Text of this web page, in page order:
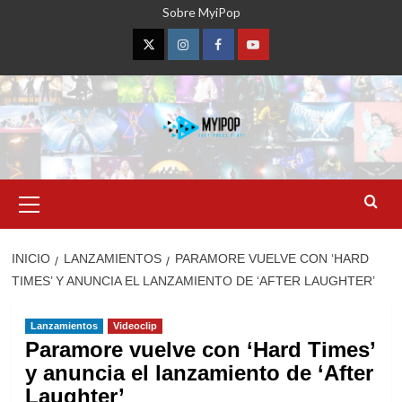
Sobre MyiPop
TwitterInstagramFacebookYouTube
primario
INICIO LANZAMIENTOS
PARAMORE VUELVE CON ‘HARD
TIMES’ Y ANUNCIA EL LANZAMIENTO DE ‘AFTER LAUGHTER’
Lanzamientos Videoclip
Paramore vuelve con ‘Hard Times’
y anuncia el lanzamiento de ‘After
Laughter’